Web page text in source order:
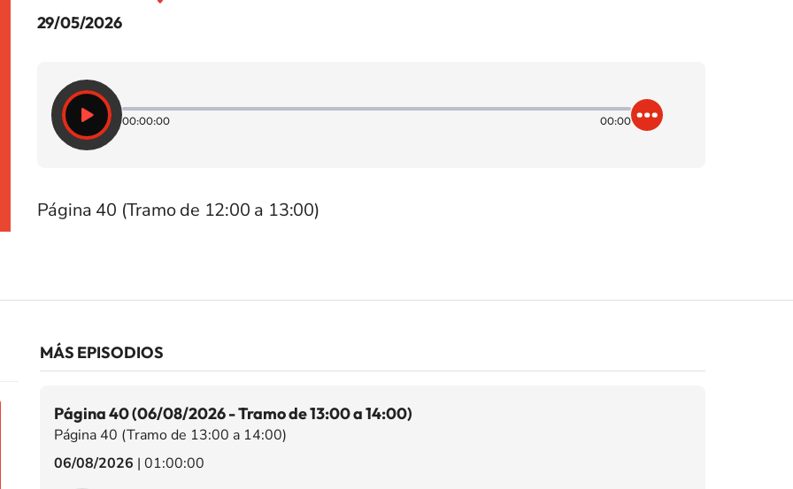
29/05/2026
00:00:00 00:00
Página 40 (Tramo de 12:00 a 13:00)
MÁS EPISODIOS
Página 40 (06/08/2026 - Tramo de 13:00 a 14:00)
Página 40 (Tramo de 13:00 a 14:00)
06/08/2026 | 01:00:00